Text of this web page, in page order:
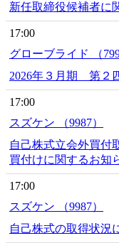
新任取締役候補者に
17:00
グローブライド （
2026年３月期 第２
17:00
スズケン （9987）
自己株式立会外買付
買付けに関するお知
17:00
スズケン （9987）
自己株式の取得状況